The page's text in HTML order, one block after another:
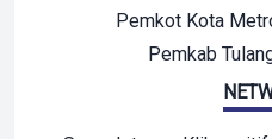
Pemkot Kota
Pemkab